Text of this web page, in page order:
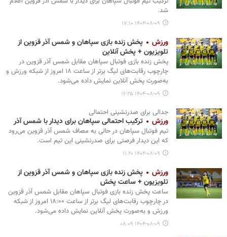
شد.
۱۴۰۴-۰۸-۰۹ ۱۷:۱۰
ورزش
پخش زنده بازی سپاهان و شمس آذر قزوین‌ از
تلویزیون + پخش آنلاین
پخش زنده بازی فوتبال سپاهان مقابل شمس آذر قزوین در
چارچوب رقابت‌های لیگ برتر از ساعت ۱۸ امروز از شبکه ورزش و
به‌صورت پخش آنلاین نمایش داده می‌شود.
۱۴۰۴-۰۸-۰۹ ۱۶:۲۵
جدالی برای صدرنشینی احتمالی
ورزش ترکیب احتمالی سپاهان برای دیدار با شمس آذر
تیم فوتبال سپاهان در حالی به مصاف شمس آذر قزوین می​‌رود
که این دیدار فرصتی برای صدرنشینی این تیم است.
۱۴۰۴-۰۸-۰۹ ۱۱:۲۰
ورزش
پخش زنده بازی سپاهان و شمس آذر قزوین از
تلویزیون + ساعت پخش
ساعت پخش زنده بازی فوتبال سپاهان مقابل شمس آذر قزوین
در چارچوب رقابت‌های لیگ برتر از ساعت ۱۸:۰۰ امروز از شبکه
ورزش و به‌صورت پخش آنلاین نمایش داده می‌شود.
۱۴۰۴-۰۸-۰۹ ۰۸:۰۹